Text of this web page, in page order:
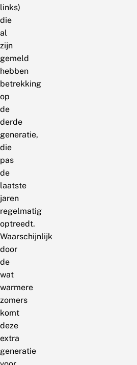
links)
die
al
zijn
gemeld
hebben
betrekking
op
de
derde
generatie,
die
pas
de
laatste
jaren
regelmatig
optreedt.
Waarschijnlijk
door
de
wat
warmere
zomers
komt
deze
extra
generatie